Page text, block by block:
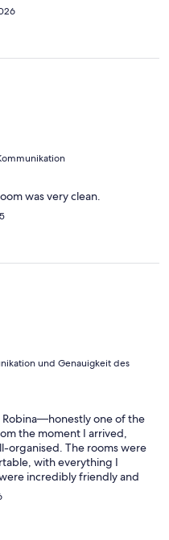
was very clean.
und Genauigkeit des
Robina—honestly one of the
the moment I arrived,
organised. The rooms were
with everything I
incredibly friendly and
make sure I was
to shops,
need. What really stood